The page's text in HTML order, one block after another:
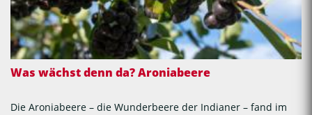
Was wächst denn da? Aroniabeere
Die Aroniabeere – die Wunderbeere der Indianer – fand im